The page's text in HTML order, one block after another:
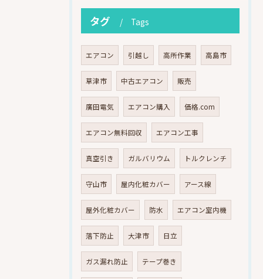
タグ Tags
エアコン 引越し 高所作業 高島市
草津市 中古エアコン 販売
廣田電気 エアコン購入 価格.com
エアコン無料回収 エアコン工事
真空引き ガルバリウム トルクレンチ
守山市 屋内化粧カバー アース線
屋外化粧カバー 防水 エアコン室内機
落下防止 大津市 日立
ガス漏れ防止 テープ巻き